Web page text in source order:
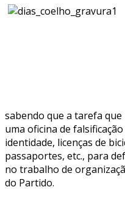
sabendo que a tarefa
uma oficina de
identidade, licenças de
passaportes, etc., para
no trabalho de
do Partido.